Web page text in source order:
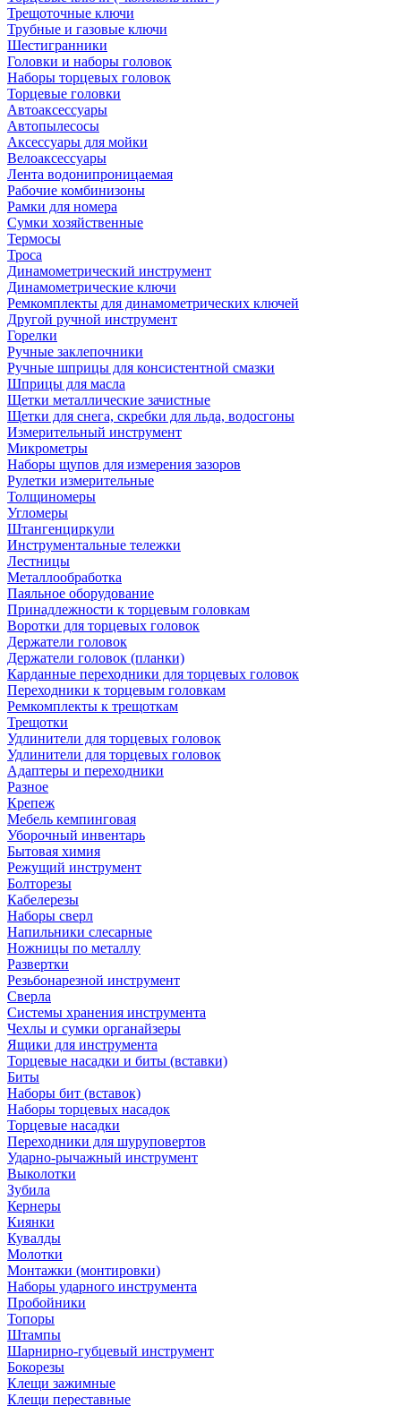
Трещоточные ключи
Трубные и газовые ключи
Шестигранники
Головки и наборы головок
Наборы торцевых головок
Торцевые головки
Автоаксессуары
Автопылесосы
Аксессуары для мойки
Велоаксессуары
Лента водонипроницаемая
Рабочие комбинизоны
Рамки для номера
Сумки хозяйственные
Термосы
Троса
Динамометрический инструмент
Динамометрические ключи
Ремкомплекты для динамометрических ключей
Другой ручной инструмент
Горелки
Ручные заклепочники
Ручные шприцы для консистентной смазки
Шприцы для масла
Щетки металлические зачистные
Щетки для снега, скребки для льда, водосгоны
Измерительный инструмент
Микрометры
Наборы щупов для измерения зазоров
Рулетки измерительные
Толщиномеры
Угломеры
Штангенциркули
Инструментальные тележки
Лестницы
Металлообработка
Паяльное оборудование
Принадлежности к торцевым головкам
Воротки для торцевых головок
Держатели головок
Держатели головок (планки)
Карданные переходники для торцевых головок
Переходники к торцевым головкам
Ремкомплекты к трещоткам
Трещотки
Удлинители для торцевых головок
Удлинители для торцевых головок
Адаптеры и переходники
Разное
Крепеж
Мебель кемпинговая
Уборочный инвентарь
Бытовая химия
Режущий инструмент
Болторезы
Кабелерезы
Наборы сверл
Напильники слесарные
Ножницы по металлу
Развертки
Резьбонарезной инструмент
Сверла
Системы хранения инструмента
Чехлы и сумки органайзеры
Ящики для инструмента
Торцевые насадки и биты (вставки)
Биты
Наборы бит (вставок)
Наборы торцевых насадок
Торцевые насадки
Переходники для шуруповертов
Ударно-рычажный инструмент
Выколотки
Зубила
Кернеры
Киянки
Кувалды
Молотки
Монтажки (монтировки)
Наборы ударного инструмента
Пробойники
Топоры
Штампы
Шарнирно-губцевый инструмент
Бокорезы
Клещи зажимные
Клещи переставные